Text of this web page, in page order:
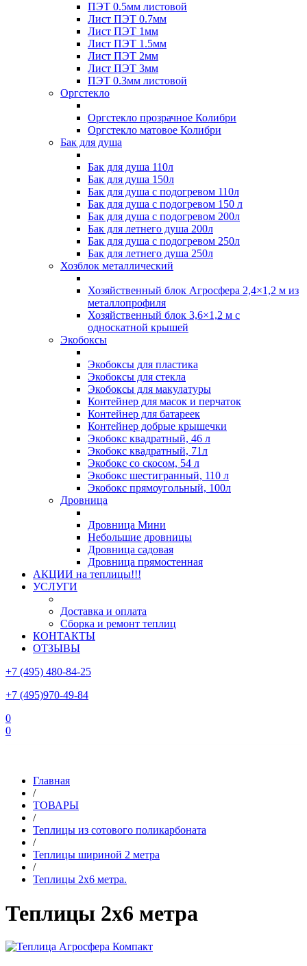
ПЭТ 0.5мм листовой
Лист ПЭТ 0.7мм
Лист ПЭТ 1мм
Лист ПЭТ 1.5мм
Лист ПЭТ 2мм
Лист ПЭТ 3мм
ПЭТ 0.3мм листовой
Оргстекло
Оргстекло прозрачное Колибри
Оргстекло матовое Колибри
Бак для душа
Бак для душа 110л
Бак для душа 150л
Бак для душа с подогревом 110л
Бак для душа с подогревом 150 л
Бак для душа с подогревом 200л
Бак для летнего душа 200л
Бак для душа с подогревом 250л
Бак для летнего душа 250л
Хозблок металлический
Хозяйственный блок Агросфера 2,4×1,2 м из
металлопрофиля
Хозяйственный блок 3,6×1,2 м с
односкатной крышей
Экобоксы
Экобоксы для пластика
Экобоксы для стекла
Экобоксы для макулатуры
Контейнер для масок и перчаток
Контейнер для батареек
Контейнер добрые крышечки
Экобокс квадратный, 46 л
Экобокс квадратный, 71л
Экобокс со скосом, 54 л
Экобокс шестигранный, 110 л
Экобокс прямоугольный, 100л
Дровница
Дровница Мини
Небольшие дровницы
Дровница садовая
Дровница прямостенная
АКЦИИ на теплицы!!!
УСЛУГИ
Доставка и оплата
Сборка и ремонт теплиц
КОНТАКТЫ
ОТЗЫВЫ
+7 (495) 480-84-25
+7 (495)970-49-84
0
0
Главная
/
ТОВАРЫ
/
Теплицы из сотового поликарбоната
/
Теплицы шириной 2 метра
/
Теплицы 2x6 метра.
Теплицы 2х6 метра